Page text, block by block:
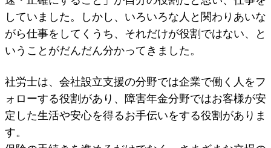
していました。しかし、いろいろな人と関わりあいな
がら仕事をしてくうち、それだけが役割ではない、と
いうことがだんだん分かってきました。
社労士は、会社設立支援の分野では企業で働く人をフ
ォローする役割があり、障害年金分野ではお客様が安
定した生活や安心を得るお手伝いをする役割がありま
す。